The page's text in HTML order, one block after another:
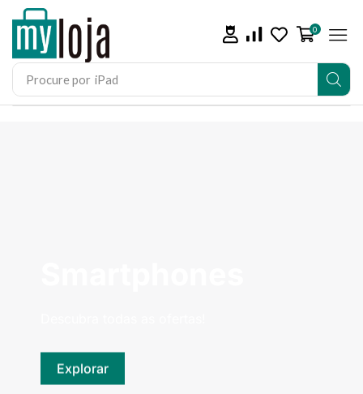
Procure por iPad
0
Explorar